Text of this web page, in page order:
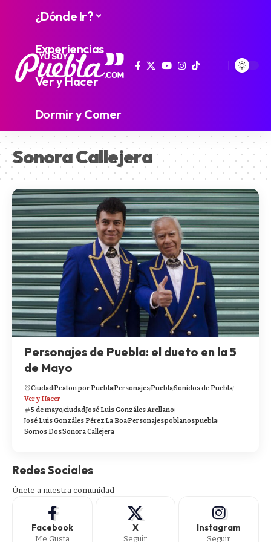
¿Dónde Ir?
Experiencias
Ver y Hacer
Dormir y Comer
Sonora Callejera
Personajes de Puebla: el dueto en la 5
de Mayo
CiudadPeaton por PueblaPersonajesPueblaSonidos de Puebla
Ver y Hacer
5 de mayociudadJosé Luis Gonzáles Arellano
José Luis Gonzáles PérezLa BoaPersonajespoblanospuebla
Somos DosSonora Callejera
Redes Sociales
Únete a nuestra comunidad
Facebook
Me Gusta
X
Seguir
Instagram
Seguir